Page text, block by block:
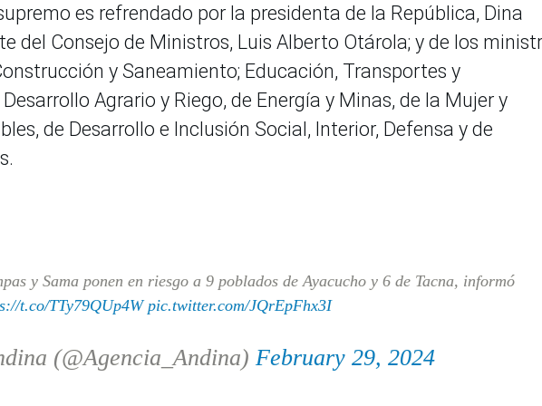
es refrendado por la presidenta de la República, Dina
del Consejo de Ministros, Luis Alberto Otárola; y de los
y Saneamiento; Educación, Transportes y
Agrario y Riego, de Energía y Minas, de la Mujer y
de Desarrollo e Inclusión Social, Interior, Defensa y de
y Sama ponen en riesgo a 9 poblados de Ayacucho y 6 de Tacna, informó
t.co/TTy79QUp4W pic.twitter.com/JQrEpFhx3I
(@Agencia_Andina) February 29, 2024